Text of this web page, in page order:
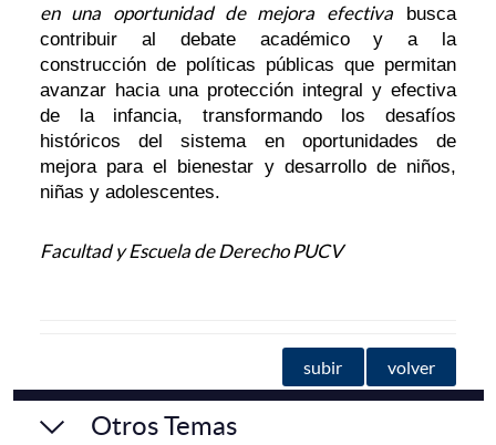
en una oportunidad de mejora efectivabusca
contribuir al debate académico y a la
construcción de políticas públicas que permitan
avanzar hacia una protección integral y efectiva
de la infancia, transformando los desafíos
históricos del sistema en oportunidades de
mejora para el bienestar y desarrollo de niños,
niñas y adolescentes.
Facultad y Escuela de Derecho PUCV
subir volver
Otros Temas